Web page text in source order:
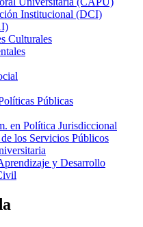
Institucional (DCI)
Culturales
Públicas
en Política Jurisdiccional
los Servicios Públicos
y Desarrollo